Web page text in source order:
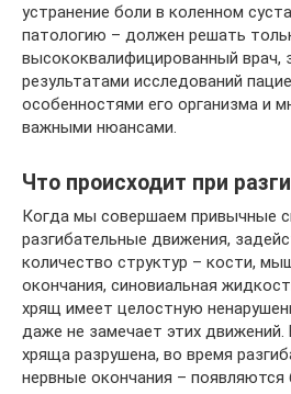
устранение боли в коленном
патологию – должен решать
высококвалифицированный врач,
результатами исследований
особенностями его организма и
важными нюансами.
Что происходит при
Когда мы совершаем привычные
разгибательные движения,
количество структур – кости,
окончания, синовиальная
хрящ имеет целостную
даже не замечает этих движений.
хряща разрушена, во время
нервные окончания –